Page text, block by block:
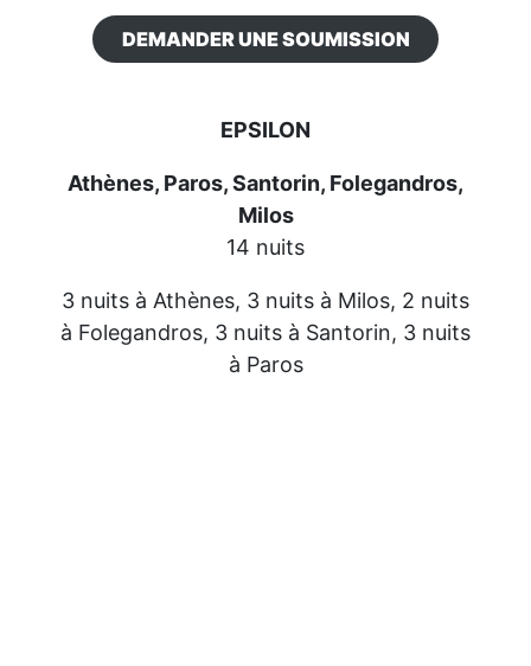
DEMANDER UNE SOUMISSION
EPSILON
Athènes, Paros, Santorin, Folegandros,
Milos
14 nuits
3 nuits à Athènes, 3 nuits à Milos, 2 nuits
à Folegandros, 3 nuits à Santorin, 3 nuits
à Paros